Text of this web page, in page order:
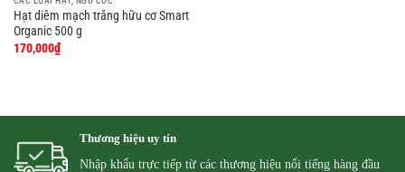
Hạt diêm mạch trắng hữu cơ Smart
Organic 500 g
170,000₫
Thương hiệu uy tín
Nhập khẩu trực tiếp từ các thương hiệu nổi tiếng hàng đầu